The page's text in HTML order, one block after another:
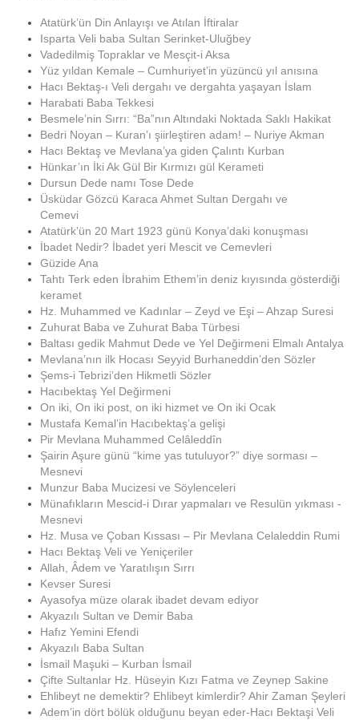
Atatürk’ün Din Anlayışı ve Atılan İftiralar
Isparta Veli baba Sultan Serinket-Uluğbey
Vadedilmiş Topraklar ve Mesçit-i Aksa
Yüz yıldan Kemale – Cumhuriyet’in yüzüncü yıl anısına
Hacı Bektaş-ı Veli dergahı ve dergahta yaşayan İslam
Harabati Baba Tekkesi
Besmele’nin Sırrı: “Ba”nın Altındaki Noktada Saklı Hakikat
Bedri Noyan – Kuran’ı şiirleştiren adam! – Nuriye Akman
Hacı Bektaş ve Mevlana’ya giden Çalıntı Kurban
Hünkar’ın İki Ak Gül Bir Kırmızı gül Kerameti
Dursun Dede namı Tose Dede
Üsküdar Gözcü Karaca Ahmet Sultan Dergahı ve
Cemevi
Atatürk’ün 20 Mart 1923 günü Konya’daki konuşması
İbadet Nedir? İbadet yeri Mescit ve Cemevleri
Güzide Ana
Tahtı Terk eden İbrahim Ethem’in deniz kıyısında gösterdiği
keramet
Hz. Muhammed ve Kadınlar – Zeyd ve Eşi – Ahzap Suresi
Zuhurat Baba ve Zuhurat Baba Türbesi
Baltası gedik Mahmut Dede ve Yel Değirmeni Elmalı Antalya
Mevlana’nın ilk Hocası Seyyid Burhaneddin’den Sözler
Şems-i Tebrizi’den Hikmetli Sözler
Hacıbektaş Yel Değirmeni
On iki, On iki post, on iki hizmet ve On iki Ocak
Mustafa Kemal’in Hacıbektaş’a gelişi
Pir Mevlana Muhammed Celâleddîn
Şairin Aşure günü “kime yas tutuluyor?” diye sorması –
Mesnevi
Munzur Baba Mucizesi ve Söylenceleri
Münafıkların Mescid-i Dırar yapmaları ve Resulün yıkması -
Mesnevi
Hz. Musa ve Çoban Kıssası – Pir Mevlana Celaleddin Rumi
Hacı Bektaş Veli ve Yeniçeriler
Allah, Âdem ve Yaratılışın Sırrı
Kevser Suresi
Ayasofya müze olarak ibadet devam ediyor
Akyazılı Sultan ve Demir Baba
Hafız Yemini Efendi
Akyazılı Baba Sultan
İsmail Maşuki – Kurban İsmail
Çifte Sultanlar Hz. Hüseyin Kızı Fatma ve Zeynep Sakine
Ehlibeyt ne demektir? Ehlibeyt kimlerdir? Ahir Zaman Şeyleri
Adem’in dört bölük olduğunu beyan eder-Hacı Bektaşi Veli